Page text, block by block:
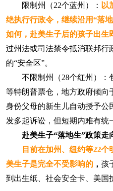
限制州（22个蓝州）： 以
绝执行行政令，继续沿用“落
如何，赴美生子后的孩子出生
过州法或司法禁令抵消联邦行
的“安全区”。
不限制州（28个红州）：
等特朗普票仓，地方政府倾向
身份父母的新生儿自动授予公
发多起诉讼，但短期内难有统
赴美生子“落地生”政策走
目前在加州、纽约等22
美生子是完全不受影响的， 孩
到出生纸、社会安全卡、美国